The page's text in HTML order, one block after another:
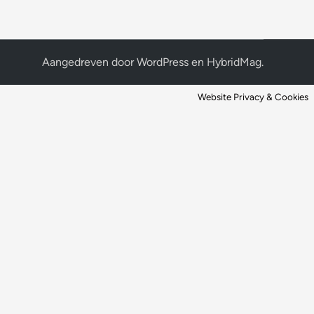
Aangedreven doorWordPress en HybridMag.
Website Privacy & Cookies